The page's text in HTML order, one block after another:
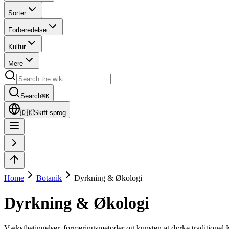
Sorter
Forberedelse
Kultur
Mere
Search⌘K
🇩🇰Skift sprog
Home Botanik Dyrkning & Økologi
Dyrkning & Økologi